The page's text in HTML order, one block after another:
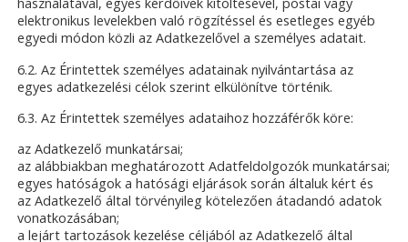
használatával, egyes kérdőívek kitöltésével, postai vagy
elektronikus levelekben való rögzítéssel és esetleges egyéb
egyedi módon közli az Adatkezelővel a személyes adatait.
6.2. Az Érintettek személyes adatainak nyilvántartása az
egyes adatkezelési célok szerint elkülönítve történik.
6.3. Az Érintettek személyes adataihoz hozzáférők köre:
az Adatkezelő munkatársai;
az alábbiakban meghatározott Adatfeldolgozók munkatársai;
egyes hatóságok a hatósági eljárások során általuk kért és
az Adatkezelő által törvényileg kötelezően átadandó adatok
vonatkozásában;
a lejárt tartozások kezelése céljából az Adatkezelő által